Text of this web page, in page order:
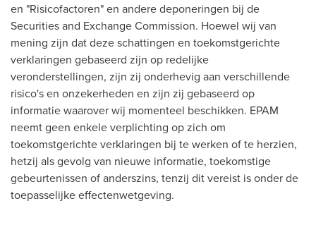
en "Risicofactoren" en andere deponeringen bij de
Securities and Exchange Commission. Hoewel wij van
mening zijn dat deze schattingen en toekomstgerichte
verklaringen gebaseerd zijn op redelijke
veronderstellingen, zijn zij onderhevig aan verschillende
risico's en onzekerheden en zijn zij gebaseerd op
informatie waarover wij momenteel beschikken. EPAM
neemt geen enkele verplichting op zich om
toekomstgerichte verklaringen bij te werken of te herzien,
hetzij als gevolg van nieuwe informatie, toekomstige
gebeurtenissen of anderszins, tenzij dit vereist is onder de
toepasselijke effectenwetgeving.